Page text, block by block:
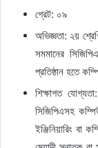
গ্রেট: ০৯
অভিজ্ঞতা: ২য়
সমমানের
প্রতিষ্ঠান হতে
শিক্ষাগত
সিজিপিএসহ
ইঞ্জিনিয়ারিং বা